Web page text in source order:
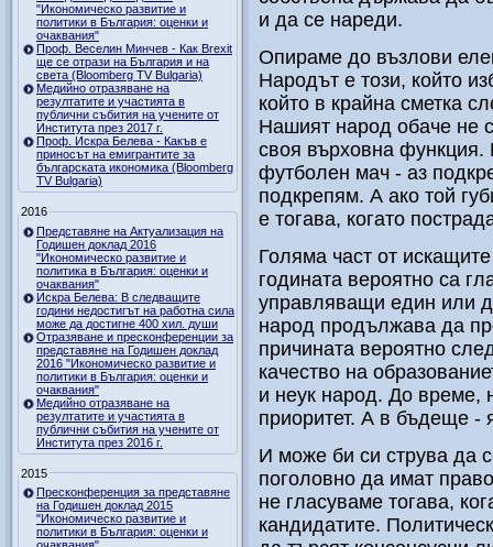
"Икономическо развитие и
политики в България: оценки и
очаквания"
Проф. Веселин Минчев - Как Brexit
ще се отрази на България и на
света (Bloomberg TV Bulgaria)
Медийно отразяване на
резултатите и участията в
публични събития на учените от
Института през 2017 г.
Проф. Искра Белева - Какъв е
приносът на емигрантите за
българската икономика (Bloomberg
TV Bulgaria)
2016
Представяне на Актуализация на
Годишен доклад 2016
"Икономическо развитие и
политика в България: оценки и
очаквания"
Искра Белева: В следващите
години недостигът на работна сила
може да достигне 400 хил. души
Отразяване и пресконференции за
представяне на Годишен доклад
2016 "Икономическо развитие и
политики в България: оценки и
очаквания"
Медийно отразяване на
резултатите и участията в
публични събития на учените от
Института през 2016 г.
2015
Пресконференция за представяне
на Годишен доклад 2015
"Икономическо развитие и
политики в България: оценки и
и да се нареди.
Опираме до възлови
Народът е този, който
който в крайна сметка
Нашият народ обаче не
своя върховна функция.
футболен мач - аз
подкрепям. А ако той
е тогава, когато
Голяма част от
годината вероятно са
управляващи един или
народ продължава да
причината вероятно
качество на
и неук народ. До време,
приоритет. А в бъдеще -
И може би си струва да
поголовно да имат
не гласуваме тогава,
кандидатите.